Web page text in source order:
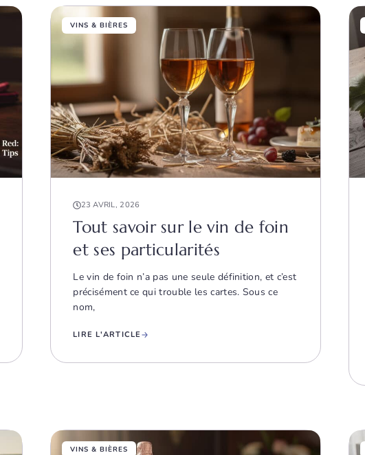
VINS & BIÈRES
23 AVRIL, 2026
Tout savoir sur le vin de foin
et ses particularités
Le vin de foin n’a pas une seule définition, et c’est
précisément ce qui trouble les cartes. Sous ce
nom,
LIRE L'ARTICLE
VINS & BIÈRES